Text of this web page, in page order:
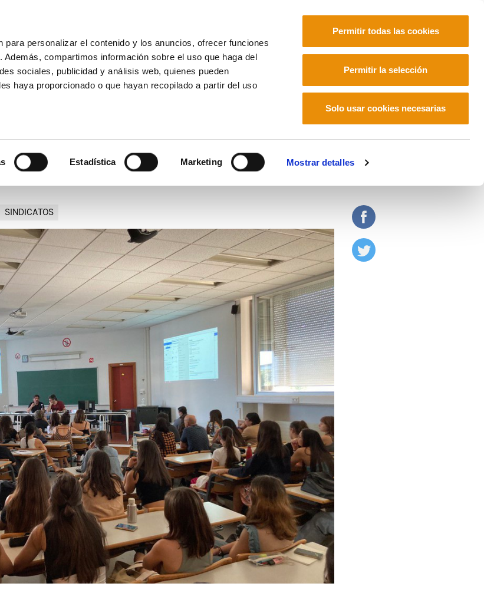
para personalizar el contenido y los anuncios, ofrecer funciones
compartimos información sobre el uso que haga del
sociales, publicidad y análisis web, quienes pueden
haya proporcionado o que hayan recopilado a partir del uso
Estadística Marketing Mostrar detalles
Permitir todas las cookies
Permitir la selección
Solo usar cookies necesarias
de trabajo y sindicalismo en Euskal Herria
sobre mundo de trabajo y sindicalismo en
Euskal Herria
SINDICATOS